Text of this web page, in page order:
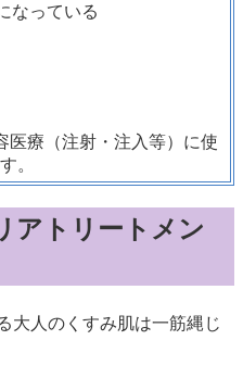
なっている
医療（注射・注入等）に使
。
アトリートメン
大人のくすみ肌は一筋縄じ